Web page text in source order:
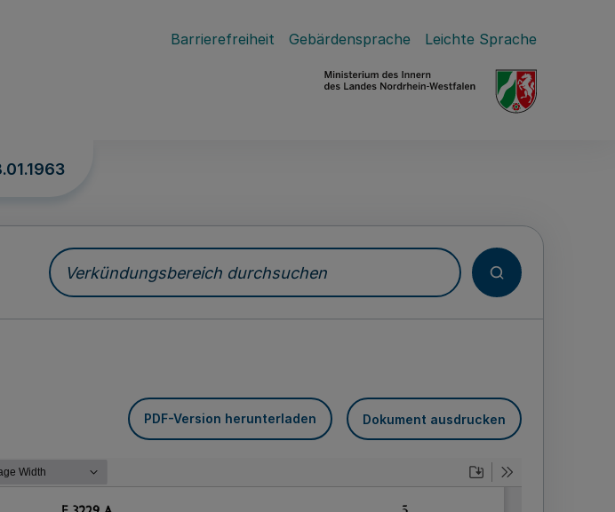
Barrierefreiheit Gebärdensprache Leichte Sprache
Verkündungsbereich durchsuchen
PDF-Version herunterladen Dokument ausdrucken